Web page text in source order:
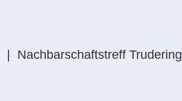
Nachbarschaftstreff Trudering